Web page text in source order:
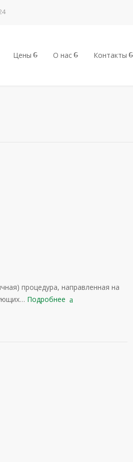
Цены О нас Контакты
процедура, направленная на
Подробнее